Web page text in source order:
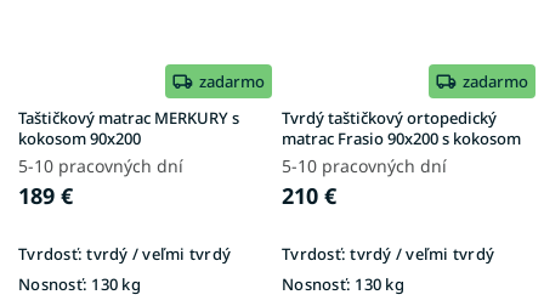
zadarmo
Taštičkový matrac MERKURY s
kokosom 90x200
5-10 pracovných dní
189 €
Tvrdosť: tvrdý / veľmi tvrdý
Nosnosť: 130 kg
zadarmo
Tvrdý taštičkový ortopedický
matrac Frasio 90x200 s kokosom
5-10 pracovných dní
210 €
Tvrdosť: tvrdý / veľmi tvrdý
Nosnosť: 130 kg